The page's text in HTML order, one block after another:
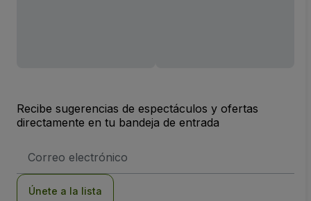
Recibe sugerencias de espectáculos y ofertas
directamente en tu bandeja de entrada
de
Únete a la lista